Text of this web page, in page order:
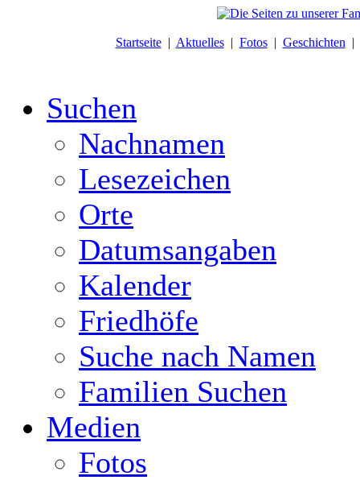
Startseite| Aktuelles| Fotos| Geschichten |
Suchen
Nachnamen
Lesezeichen
Orte
Datumsangaben
Kalender
Friedhöfe
Suche nach Namen
Familien Suchen
Medien
Fotos